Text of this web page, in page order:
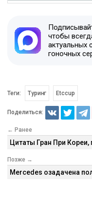
чтобы
актуальных
гоночных
Теги: Туринг Etccup
Поделиться:
← Ранее
Цитаты Гран При Кореи,
Позже →
Mercedes озадачена